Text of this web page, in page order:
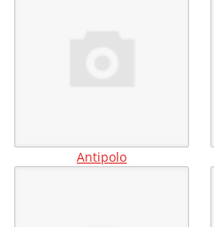
Antipolo